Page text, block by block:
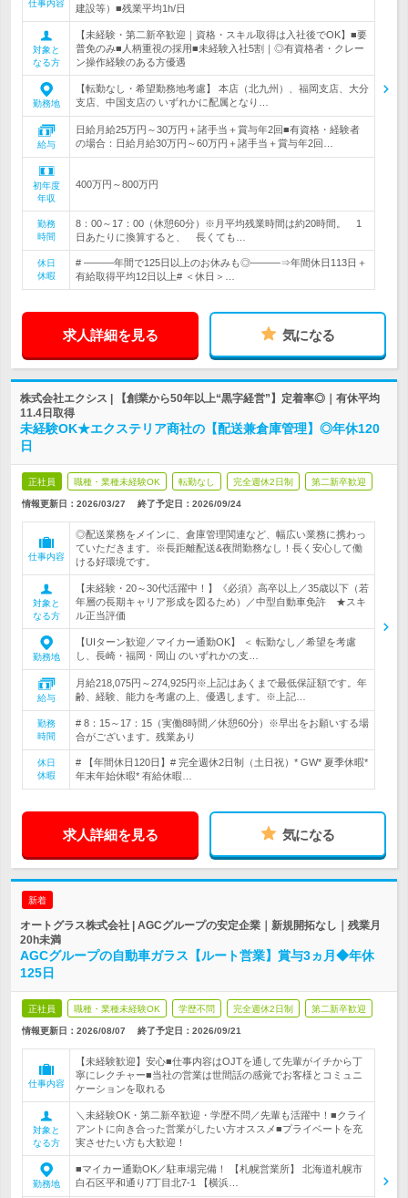
仕事内容 建設等）■残業平均1h/日
対象と
なる方
【未経験・第二新卒歓迎｜資格・スキル取得は入社後でOK】■要
普免のみ■人柄重視の採用■未経験入社5割｜◎有資格者・クレー
ン操作経験のある方優遇
勤務地
【転勤なし・希望勤務地考慮】 本店（北九州）、福岡支店、大分
支店、中国支店の いずれかに配属となり…
給与
日給月給25万円～30万円＋諸手当＋賞与年2回■有資格・経験者
の場合：日給月給30万円～60万円＋諸手当＋賞与年2回…
初年度
年収
400万円～800万円
勤務
時間
8：00～17：00（休憩60分）※月平均残業時間は約20時間。 1
日あたりに換算すると、 長くても…
休日
休暇
# ―――年間で125日以上のお休みも◎―――⇒年間休日113日＋
有給取得平均12日以上# ＜休日＞…
求人詳細を見る 気になる
株式会社エクシス | 【創業から50年以上“黒字経営”】定着率◎｜有休平均
11.4日取得
未経験OK★エクステリア商社の【配送兼倉庫管理】◎年休120
日
正社員 職種・業種未経験OK 転勤なし 完全週休2日制 第二新卒歓迎
情報更新日：2026/03/27 終了予定日： 2026/09/24
仕事内容
◎配送業務をメインに、倉庫管理関連など、幅広い業務に携わっ
ていただきます。※長距離配送&夜間勤務なし！長く安心して働
ける好環境です。
対象と
なる方
【未経験・20～30代活躍中！】《必須》高卒以上／35歳以下（若
年層の長期キャリア形成を図るため）／中型自動車免許 ★スキ
ル正当評価
勤務地
【UIターン歓迎／マイカー通勤OK】 ＜ 転勤なし／希望を考慮
し、長崎・福岡・岡山 のいずれかの支…
給与
月給218,075円～274,925円※上記はあくまで最低保証額です。年
齢、経験、能力を考慮の上、優遇します。※上記…
勤務
時間
# 8：15～17：15（実働8時間／休憩60分）※早出をお願いする場
合がございます。残業あり
休日
休暇
# 【年間休日120日】# 完全週休2日制（土日祝）* GW* 夏季休暇*
年末年始休暇* 有給休暇…
求人詳細を見る 気になる
新着
オートグラス株式会社 | AGCグループの安定企業｜新規開拓なし｜残業月
20h未満
AGCグループの自動車ガラス【ルート営業】賞与3ヵ月◆年休
125日
正社員 職種・業種未経験OK 学歴不問 完全週休2日制 第二新卒歓迎
情報更新日：2026/08/07 終了予定日： 2026/09/21
仕事内容
【未経験歓迎】安心■仕事内容はOJTを通して先輩がイチから丁
寧にレクチャー■当社の営業は世間話の感覚でお客様とコミュニ
ケーションを取れる
対象と
なる方
＼未経験OK・第二新卒歓迎・学歴不問／先輩も活躍中！■クライ
アントに向き合った営業がしたい方オススメ■プライベートを充
実させたい方も大歓迎！
勤務地
■マイカー通勤OK／駐車場完備！ 【札幌営業所】 北海道札幌市
白石区平和通り7丁目北7-1 【横浜…